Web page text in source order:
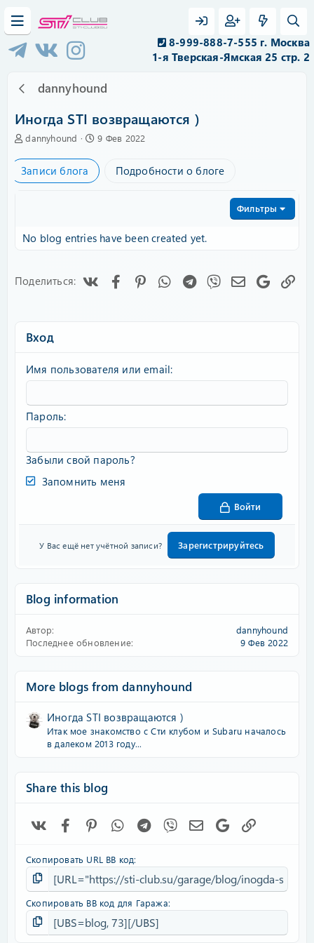
8-999-888-7-555 г. Москва
1-я Тверская-Ямская 25 стр. 2
dannyhound
Иногда STI возвращаются )
А
т
о
dannyhound
C
e
a
9 Фев 2022
Записи блога Подробности о блоге
Фильтры
No blog entries have been created yet.
Поделиться: FacebookPinterestWhatsAppTelegram
Viber Google
Вход
Имя пользователя или email
Пароль
Забыли свой пароль?
Запомнить меня
Войти
У Вас ещё нет учётной записи? Зарегистрируйтесь
Blog information
Автор
dannyhound
Последнее обновление
9 Фев 2022
More blogs from dannyhound
Иногда STI возвращаются )
Итак мое знакомство с Сти клубом и Subaru началось
в далеком 2013 году...
Share this blog
FacebookPinterestWhatsAppTelegram
Viber Электронная почта
Google
Скопировать URL BB код
Скопировать BB код для Гаража